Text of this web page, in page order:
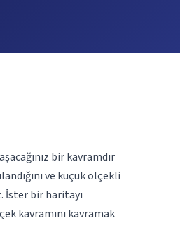
bir kavramdır
ve küçük ölçekli
İster bir haritayı
kavramını kavramak